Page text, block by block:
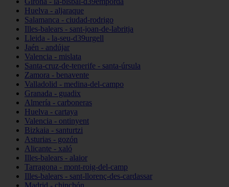
Huelva - aljaraque
Salamanca - ciudad-rodrigo
Illes-balears - sant-joan-de-labritja
Lleida - la-seu-d39urgell
Jaén - andújar
Valencia - mislata
Santa-cruz-de-tenerife - santa-úrsula
Zamora - benavente
Valladolid - medina-del-campo
Granada - guadix
Almería - carboneras
Huelva - cartaya
Valencia - ontinyent
Bizkaia - santurtzi
Asturias - gozón
Alicante - xaló
Illes-balears - alaior
Tarragona - mont-roig-del-camp
Illes-balears - sant-llorenç-des-cardassar
Madrid - chinchón